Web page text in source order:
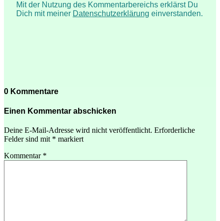
Mit der Nutzung des Kommentarbereichs erklärst Du
Dich mit meiner Datenschutzerklärung einverstanden.
0 Kommentare
Einen Kommentar abschicken
Deine E-Mail-Adresse wird nicht veröffentlicht. Erforderliche
Felder sind mit * markiert
Kommentar *